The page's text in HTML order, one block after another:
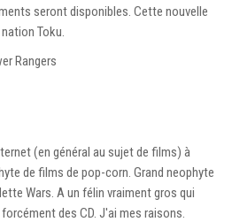
seront disponibles. Cette nouvelle
Toku.
Rangers
(en général au sujet de films) à
de films de pop-corn. Grand neophyte
Wars. A un félin vraiment gros qui
des CD. J'ai mes raisons.